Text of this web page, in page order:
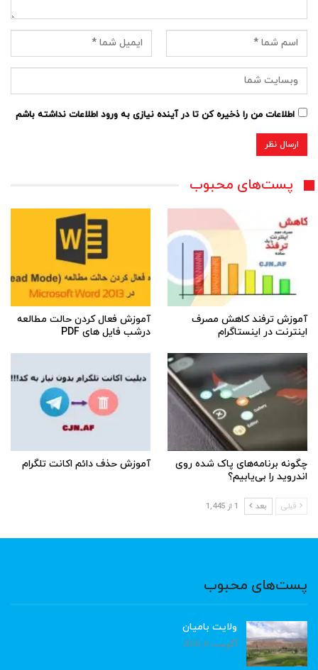
اطلاعات من را ذخیره کن تا در آینده نیازی به ورود اطلاعات نداشته باشم
پست‌های محبوب
آموزش ترفند کاهش مصرف
اینترنت در اینستاگرام
آموزش فعال کردن حالت مطالعه
درشب فایل های PDF
چگونه برنامه‌های پاک شده روی
اندروید را بی‌یابیم؟
آموزش حذف دائم اکانت تلگرام
قبلی بعد 1 از 1,445
پست‌های محبوب
ولایت بامیان
آگوست 6, 2026